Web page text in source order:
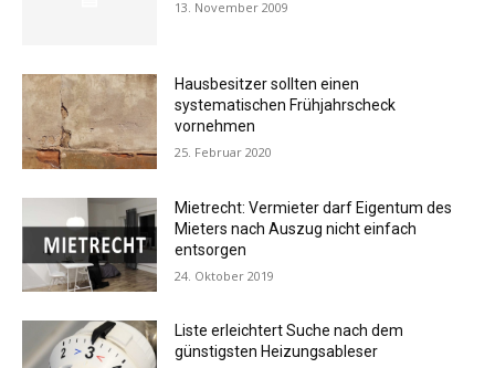
13. November 2009
Hausbesitzer sollten einen
systematischen Frühjahrscheck
vornehmen
25. Februar 2020
Mietrecht: Vermieter darf Eigentum des
Mieters nach Auszug nicht einfach
entsorgen
24. Oktober 2019
Liste erleichtert Suche nach dem
günstigsten Heizungsableser